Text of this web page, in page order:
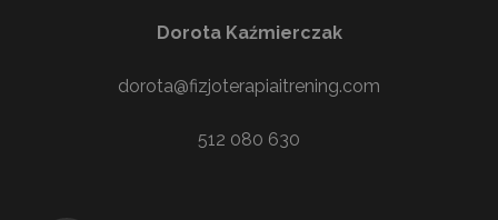
Dorota Kaźmierczak
dorota@fizjoterapiaitrening.com
512 080 630